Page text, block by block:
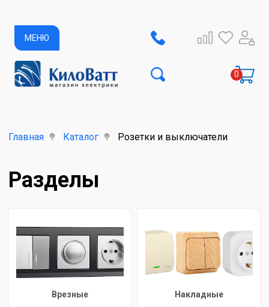
МЕНЮ
Главная Каталог Розетки и выключатели
Разделы
Врезные Накладные